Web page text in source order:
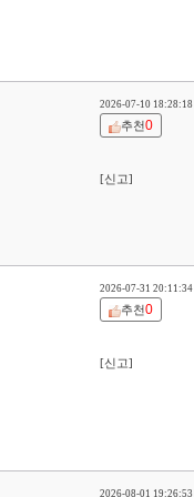
2026-07-10 18:28:18
추천0
[신고]
2026-07-31 20:11:34
추천0
[신고]
2026-08-01 19:26:53